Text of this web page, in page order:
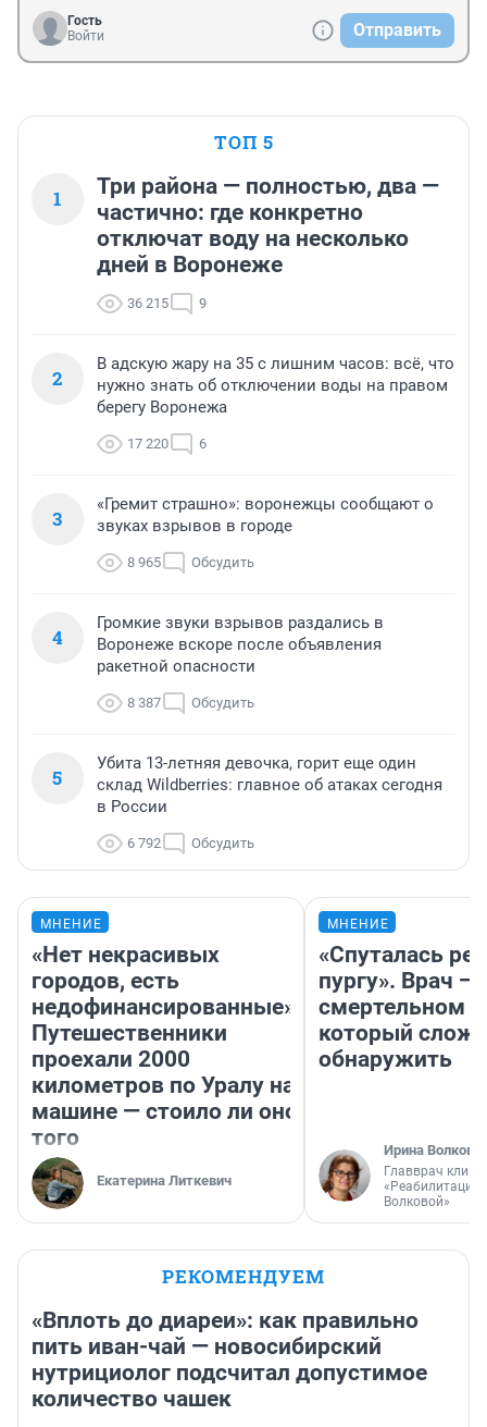
Гость
Войти
Отправить
ТОП 5
1
Три района — полностью, два —
частично: где конкретно
отключат воду на несколько
дней в Воронеже
36 215 9
2
В адскую жару на 35 с лишним часов: всё, что
нужно знать об отключении воды на правом
берегу Воронежа
17 220 6
3
«Гремит страшно»: воронежцы сообщают о
звуках взрывов в городе
8 965 Обсудить
4
Громкие звуки взрывов раздались в
Воронеже вскоре после объявления
ракетной опасности
8 387 Обсудить
5
Убита 13-летняя девочка, горит еще один
склад Wildberries: главное об атаках сегодня
в России
6 792 Обсудить
МНЕНИЕ
«Нет некрасивых
городов, есть
недофинансированные».
Путешественники
проехали 2000
километров по Уралу на
машине — стоило ли оно
того
Екатерина Литкевич
МНЕНИЕ
«Спуталась
пургу». Врач —
смертельном
который
обнаружить
Ирина Волкова
Главврач
«Реабилитация
Волковой»
РЕКОМЕНДУЕМ
«Вплоть до диареи»: как правильно
пить иван-чай — новосибирский
нутрициолог подсчитал допустимое
количество чашек